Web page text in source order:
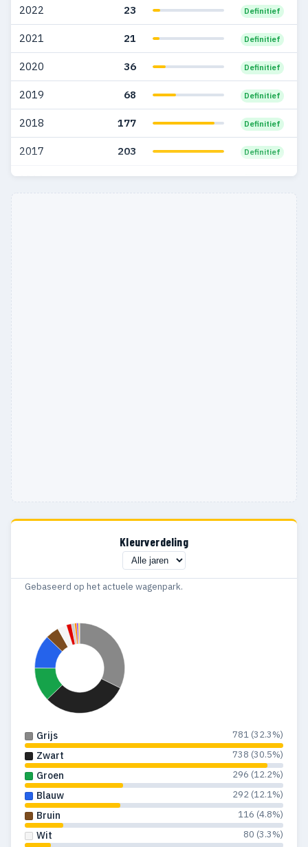
2004 84 42
2003 57 20
2002 62 22
2001 89 12
2000 75 24
1998 34 8
2022 23 Definitief
2021 21 Definitief
2020 36 Definitief
2019 68 Definitief
2018 177 Definitief
2017 203 Definitief
2016 52
Kleurverdeling
Gebaseerd op het actuele wagenpark.
Grijs 781 (32.3%)
Zwart 738 (30.5%)
Groen 296 (12.2%)
Blauw 292 (12.1%)
Bruin 116 (4.8%)
Wit 80 (3.3%)